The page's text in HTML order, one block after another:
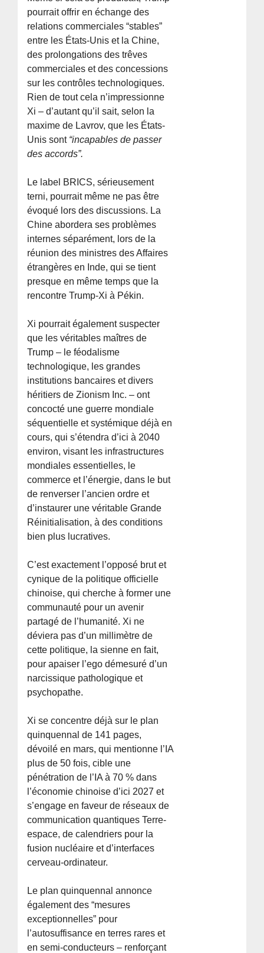
pourrait offrir en échange des
relations commerciales “stables”
entre les États-Unis et la Chine,
des prolongations des trêves
commerciales et des concessions
sur les contrôles technologiques.
Rien de tout cela n’impressionne
Xi – d’autant qu’il sait, selon la
maxime de Lavrov, que les États-
Unis sont “incapables de passer
des accords”.
Le label BRICS, sérieusement
terni, pourrait même ne pas être
évoqué lors des discussions. La
Chine abordera ses problèmes
internes séparément, lors de la
réunion des ministres des Affaires
étrangères en Inde, qui se tient
presque en même temps que la
rencontre Trump-Xi à Pékin.
Xi pourrait également suspecter
que les véritables maîtres de
Trump – le féodalisme
technologique, les grandes
institutions bancaires et divers
héritiers de Zionism Inc. – ont
concocté une guerre mondiale
séquentielle et systémique déjà en
cours, qui s’étendra d’ici à 2040
environ, visant les infrastructures
mondiales essentielles, le
commerce et l’énergie, dans le but
de renverser l’ancien ordre et
d’instaurer une véritable Grande
Réinitialisation, à des conditions
bien plus lucratives.
C’est exactement l’opposé brut et
cynique de la politique officielle
chinoise, qui cherche à former une
communauté pour un avenir
partagé de l’humanité. Xi ne
déviera pas d’un millimètre de
cette politique, la sienne en fait,
pour apaiser l’ego démesuré d’un
narcissique pathologique et
psychopathe.
Xi se concentre déjà sur le plan
quinquennal de 141 pages,
dévoilé en mars, qui mentionne l’IA
plus de 50 fois, cible une
pénétration de l’IA à 70 % dans
l’économie chinoise d’ici 2027 et
s’engage en faveur de réseaux de
communication quantiques Terre-
espace, de calendriers pour la
fusion nucléaire et d’interfaces
cerveau-ordinateur.
Le plan quinquennal annonce
également des “mesures
exceptionnelles” pour
l’autosuffisance en terres rares et
en semi-conducteurs – renforçant